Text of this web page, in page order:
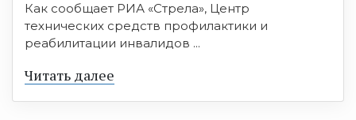
Как сообщает РИА «Стрела», Центр
технических средств профилактики и
реабилитации инвалидов ...
Читать далее